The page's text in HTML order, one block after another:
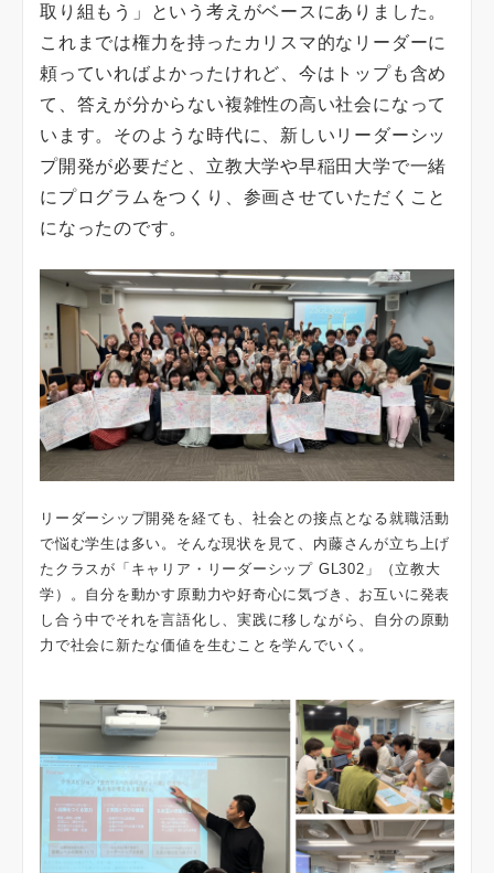
取り組もう」という考えがベースにありました。
これまでは権力を持ったカリスマ的なリーダーに
頼っていればよかったけれど、今はトップも含め
て、答えが分からない複雑性の高い社会になって
います。そのような時代に、新しいリーダーシッ
プ開発が必要だと、立教大学や早稲田大学で一緒
にプログラムをつくり、参画させていただくこと
になったのです。
リーダーシップ開発を経ても、社会との接点となる就職活動
で悩む学生は多い。そんな現状を見て、内藤さんが立ち上げ
たクラスが「キャリア・リーダーシップ GL302」（立教大
学）。自分を動かす原動力や好奇心に気づき、お互いに発表
し合う中でそれを言語化し、実践に移しながら、自分の原動
力で社会に新たな価値を生むことを学んでいく。